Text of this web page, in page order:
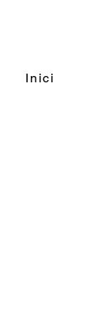
Inici